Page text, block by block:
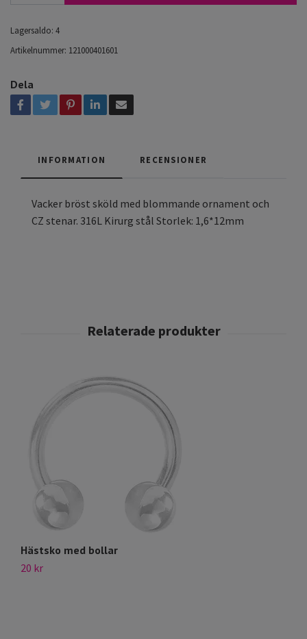
Lagersaldo: 4
Artikelnummer: 121000401601
Dela
INFORMATION RECENSIONER
Vacker bröst sköld med blommande ornament och
CZ stenar. 316L Kirurg stål Storlek: 1,6*12mm
Hästsko med bollar
20 kr